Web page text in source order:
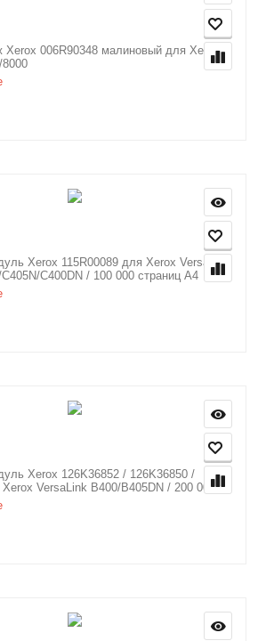
Xerox 006R90348 малиновый для Xerox
8000
Xerox 115R00089 для Xerox VersaLink
C400DN / 100 000 страниц А4
Xerox 126K36852 / 126K36850 /
VersaLink B400/B405DN / 200 00...